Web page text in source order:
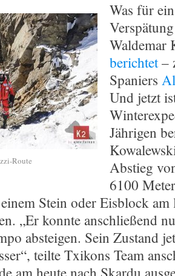
Route
Was für
Waldemar
berichtet–
Spaniers
Und jetzt
Jährigen
Abstieg
6100
Stein oder Eisblock
„Er konnte anschließend
absteigen. Sein Zustand
teilte Txikons Team